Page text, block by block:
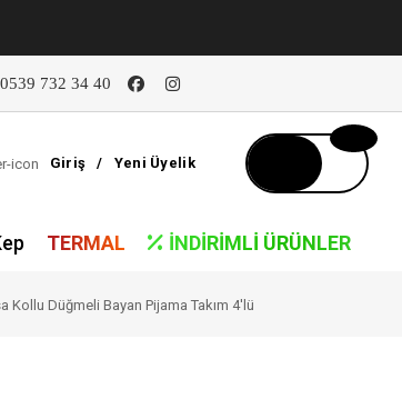
0539 732 34 40
Giriş / Yeni Üyelik
TERMAL İNDIRIMLI ÜRÜNLER
Kollu Düğmeli Bayan Pijama Takım 4'lü